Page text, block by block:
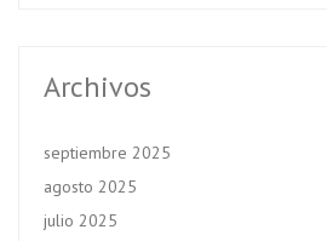
Archivos
septiembre 2025
agosto 2025
julio 2025